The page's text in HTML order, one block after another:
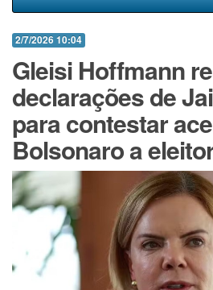
2/7/2026 10:04
Gleisi Hoffmann
declarações de
para contestar
Bolsonaro a